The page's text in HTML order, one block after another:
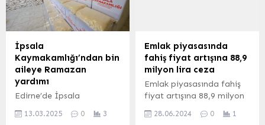
Metina, Gara, Hakurk ve
Kandil bölgelerine
düzenlenen hava
operasyonunda 21 terör
hedefinin yok...
bulunuyor. ANKARA (İGFA)
– Meteoroloji Genel
Müdürlüğü, 4 Şubat Pazar
gününe...
İpsala
Kaymakamlığı’ndan bin
aileye Ramazan
yardımı
Edirne’de İpsala
ayı kapsamında 1000
13.03.2025 0 3
Emlak piyasasında
fahiş fiyat artışına 88,9
milyon lira ceza
Emlak piyasasında fahiş
fiyat artışına 88,9 milyon
Ticaret Bakanlığı, Ekim
28.06.2024 0 1